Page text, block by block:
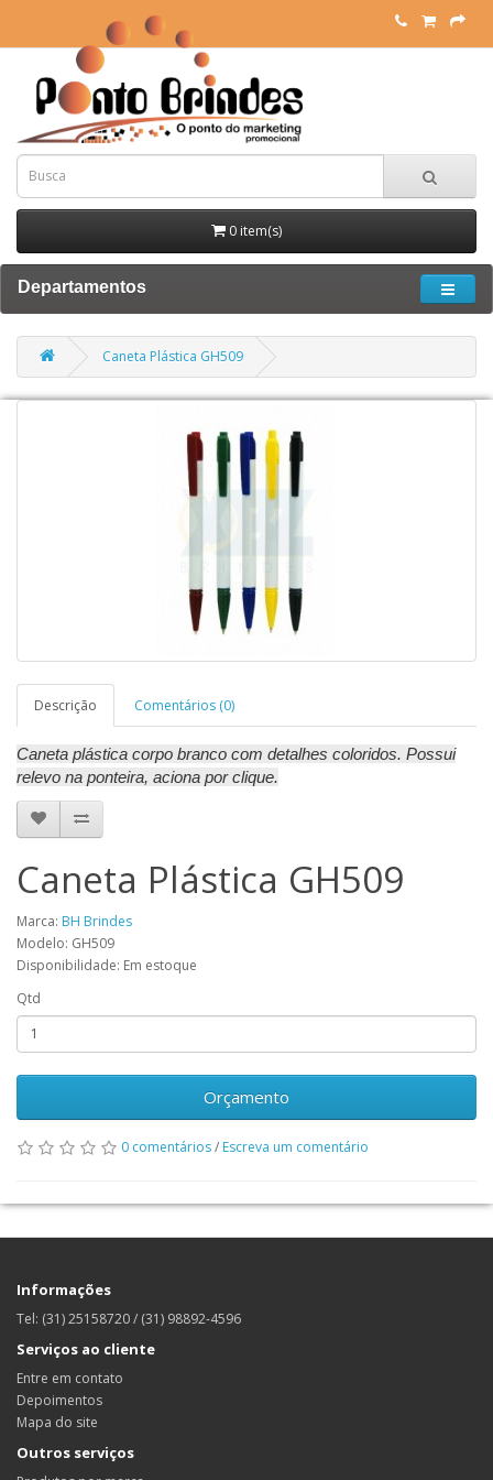
0 item(s)
Departamentos
Caneta Plástica GH509
Descrição Comentários (0)
Caneta plástica corpo branco com detalhes coloridos. Possui
relevo na ponteira, aciona por clique.
Caneta Plástica GH509
Marca: BH Brindes
Modelo: GH509
Disponibilidade: Em estoque
Qtd
Orçamento
0 comentários/ Escreva um comentário
Informações
Tel: (31) 25158720 / (31) 98892-4596
Serviços ao cliente
Entre em contato
Depoimentos
Mapa do site
Outros serviços